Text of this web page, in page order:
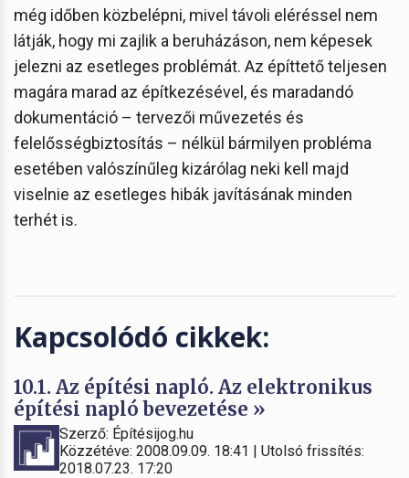
még időben közbelépni, mivel távoli eléréssel nem
látják, hogy mi zajlik a beruházáson, nem képesek
jelezni az esetleges problémát. Az építtető teljesen
magára marad az építkezésével, és maradandó
dokumentáció – tervezői művezetés és
felelősségbiztosítás – nélkül bármilyen probléma
esetében valószínűleg kizárólag neki kell majd
viselnie az esetleges hibák javításának minden
terhét is.
Kapcsolódó cikkek:
10.1. Az építési napló. Az elektronikus
építési napló bevezetése »
Szerző: Építésijog.hu
Közzétéve: 2008.09.09. 18:41 | Utolsó frissítés:
2018.07.23. 17:20